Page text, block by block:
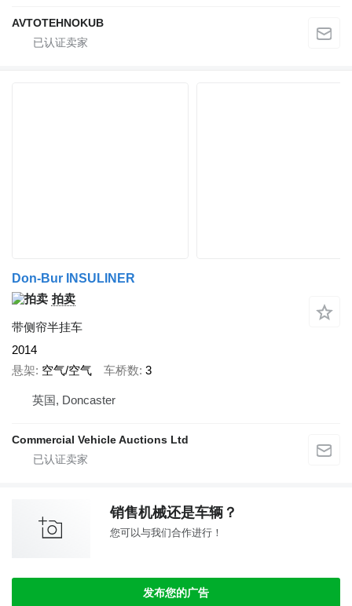
AVTOTEHNOKUB
Don-Bur INSULINER
拍卖
带侧帘半挂车
2014
悬架 空气/空气 车桥数 3
英国, Doncaster
Commercial Vehicle Auctions Ltd
销售机械还是车辆？
您可以与我们合作进行！
发布您的广告